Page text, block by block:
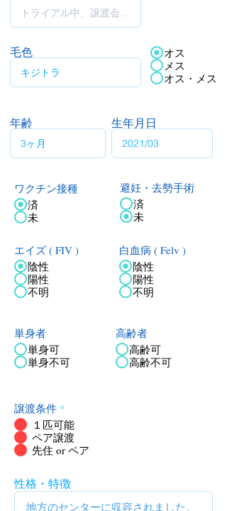
毛色
オス
メス
オス・メス
年齢 生年月日
ワクチン接種
済
未
エイズ ( FIV )
陰性
陽性
不明
避妊・去勢手術
済
未
白血病 ( Felv )
陰性
陽性
不明
単身者
単身可
単身不可
高齢者
高齢可
高齢不可
譲渡条件 *
１匹可能
ペア譲渡
先住 or ペア
性格・特徴